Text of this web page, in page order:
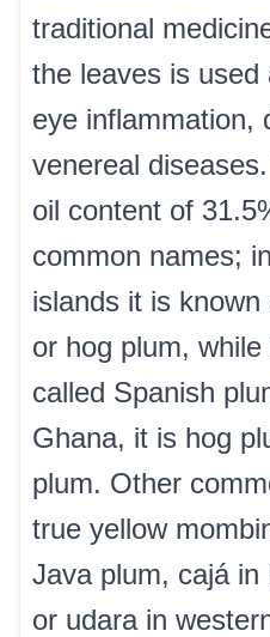
traditional
the leaves is
eye inflammation,
venereal
oil content of
common names;
islands it is
or hog plum,
called Spanish
Ghana, it is hog
plum. Other
true yellow
Java plum, cajá in
or udara in